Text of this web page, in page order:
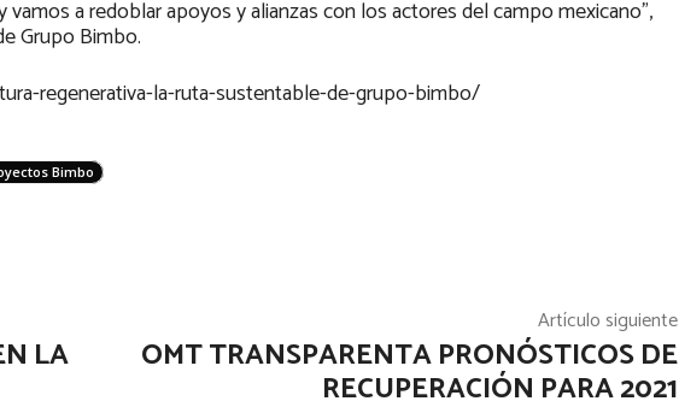
a redoblar apoyos y alianzas con los actores del campo mexicano”,
Grupo Bimbo.
regenerativa-la-ruta-sustentable-de-grupo-bimbo/
Bimbo
LA
Artículo siguiente
OMT TRANSPARENTA PRONÓSTICOS DE
RECUPERACIÓN PARA 2021